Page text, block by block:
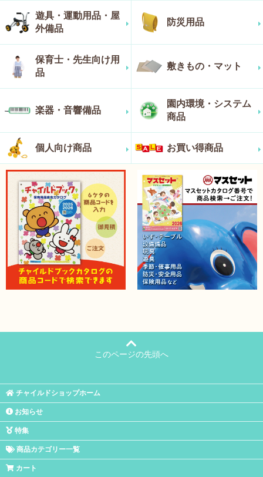
遊具・運動用品・屋
外備品
防災用品
保育士・先生向け用
品
敷きもの・マット
楽器・音響備品
園内環境・システム
商品
個人向け商品 お買い得商品
このページの先頭へ
チャイルドショップホーム
お知らせ
特集
商品カテゴリー一覧
カート